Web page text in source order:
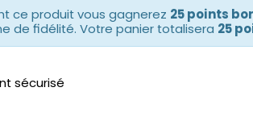
ce produit vous gagnerez 25 points
de fidélité. Votre panier totalisera 25
sécurisé